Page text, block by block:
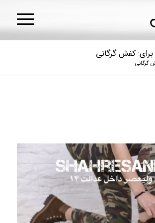
کفش گرگانی
گرگانی